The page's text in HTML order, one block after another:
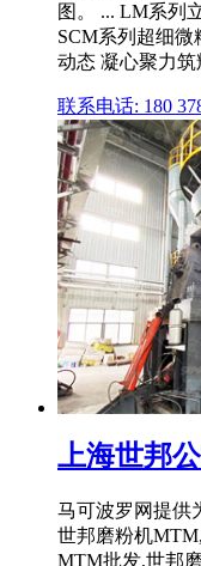
图。 ... LM系列
SCM系列超细
动态 凝心聚力筑
联系电话: 180
上海世邦
马可波罗网提供
世邦磨粉机
MTM批发,世邦